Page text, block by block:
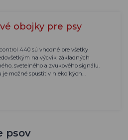
obojky pre psy
440 sú vhodné pre všetky
na výcvik základných
svetelného a zvukového signálu.
je možné spustiť v niekoľkých…
psov